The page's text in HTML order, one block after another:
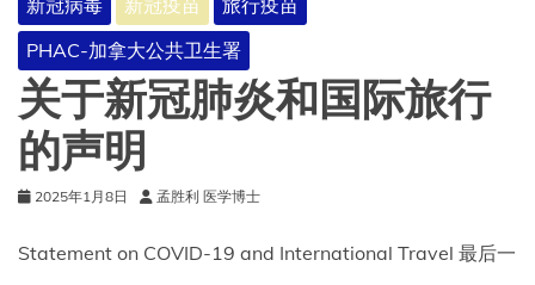
新冠病毒 新冠疫苗
旅行疫苗
PHAC-加拿大公共卫生署
关于新冠肺炎和国际旅行
的声明
2025年1月8日 孟胜利 医学博士
Statement on COVID-19 and International Travel 最后一